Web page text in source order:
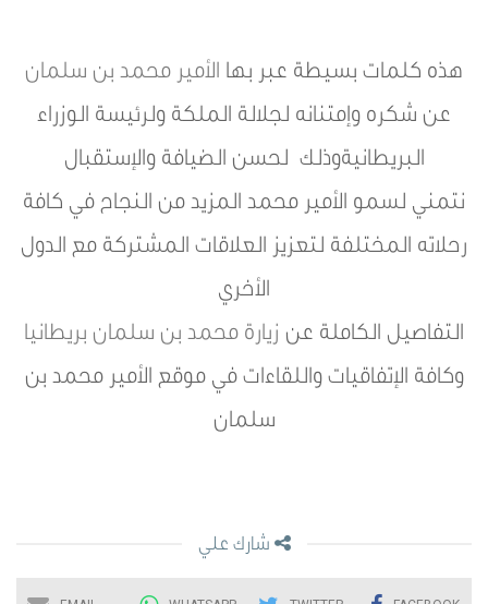
هذه كلمات بسيطة عبر بها الأمير محمد بن سلمان
عن شكره وإمتنانه لجلالة الملكة ولرئيسة الوزراء
البريطانيةوذلك لحسن الضيافة والإستقبال
نتمني لسمو الأمير محمد المزيد من النجاح في كافة
رحلاته المختلفة لتعزيز العلاقات المشتركة مع الدول
الأخري
التفاصيل الكاملة عن زيارة محمد بن سلمان بريطانيا
وكافة الإتفاقيات واللقاءات في موقع الأمير محمد بن
سلمان
شارك علي